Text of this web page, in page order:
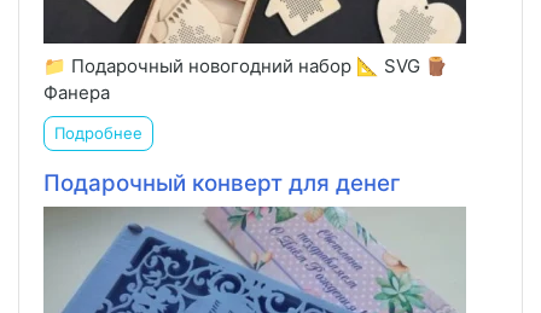
📁 Подарочный новогодний набор 📐 SVG 🪵
Фанера
Подробнее
Подарочный конверт для денег